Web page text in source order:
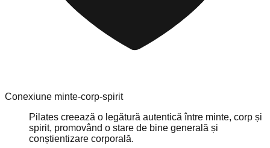
Conexiune minte-corp-spirit
Pilates creează o legătură autentică între minte, corp și
spirit, promovând o stare de bine generală și
conștientizare corporală.